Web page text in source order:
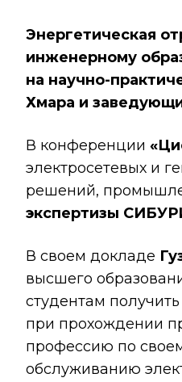
Энергетическая
инженерному
на научно-
Хмара и
В конференции
электросетевых и
решений,
экспертизы
В своем докладе
высшего
студентам
при прохождении
профессию по
обслуживанию